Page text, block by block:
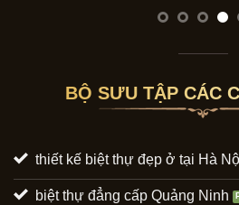
BỘ SƯU TẬP CÁC
thiết kế biệt thự đẹp ở tại Hà
biệt thự đẳng cấp Quảng Ninh